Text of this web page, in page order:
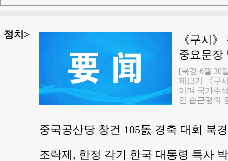
느린 관광(快进
하고 있다. 여
거다치공항의
록을 경신했다.
에 더 적합한 파
기 꽃바다를 거닐며 휴대폰으로 아름다
산책을 즐기고
간을 보내고 있
고목 배나무는
정성 어린 보
해마다 꽃을 피
역의 아름다운
나무가 있는 리
정치>
《구시
중요문장
[북경 6월 30
제13기 《구
이며 국가주
인 습근평의
서기 연수반
조직 구조와
급과 하급을
중국공산당 창건 105돐 경축 대회 북
조락제, 한정 각기 한국 대통령 특사